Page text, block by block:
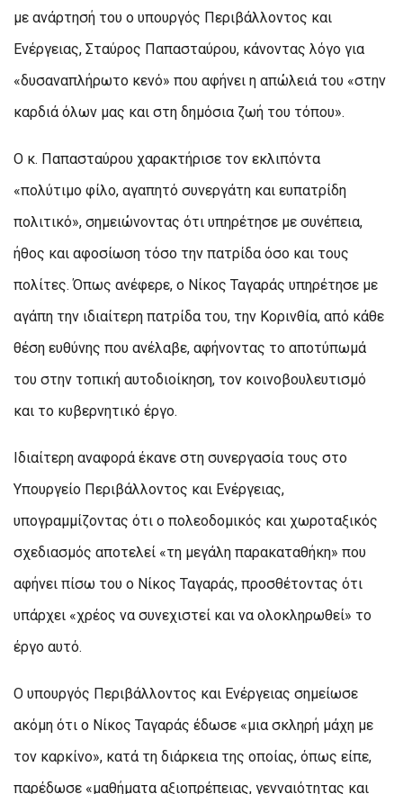
με ανάρτησή του ο υπουργός Περιβάλλοντος και
Ενέργειας, Σταύρος Παπασταύρου, κάνοντας λόγο για
«δυσαναπλήρωτο κενό» που αφήνει η απώλειά του «στην
καρδιά όλων μας και στη δημόσια ζωή του τόπου».
Ο κ. Παπασταύρου χαρακτήρισε τον εκλιπόντα
«πολύτιμο φίλο, αγαπητό συνεργάτη και ευπατρίδη
πολιτικό», σημειώνοντας ότι υπηρέτησε με συνέπεια,
ήθος και αφοσίωση τόσο την πατρίδα όσο και τους
πολίτες. Όπως ανέφερε, ο Νίκος Ταγαράς υπηρέτησε με
αγάπη την ιδιαίτερη πατρίδα του, την Κορινθία, από κάθε
θέση ευθύνης που ανέλαβε, αφήνοντας το αποτύπωμά
του στην τοπική αυτοδιοίκηση, τον κοινοβουλευτισμό
και το κυβερνητικό έργο.
Ιδιαίτερη αναφορά έκανε στη συνεργασία τους στο
Υπουργείο Περιβάλλοντος και Ενέργειας,
υπογραμμίζοντας ότι ο πολεοδομικός και χωροταξικός
σχεδιασμός αποτελεί «τη μεγάλη παρακαταθήκη» που
αφήνει πίσω του ο Νίκος Ταγαράς, προσθέτοντας ότι
υπάρχει «χρέος να συνεχιστεί και να ολοκληρωθεί» το
έργο αυτό.
Ο υπουργός Περιβάλλοντος και Ενέργειας σημείωσε
ακόμη ότι ο Νίκος Ταγαράς έδωσε «μια σκληρή μάχη με
τον καρκίνο», κατά τη διάρκεια της οποίας, όπως είπε,
παρέδωσε «μαθήματα αξιοπρέπειας, γενναιότητας και